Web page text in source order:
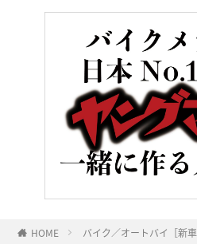
HOME バイク／オートバイ［新車